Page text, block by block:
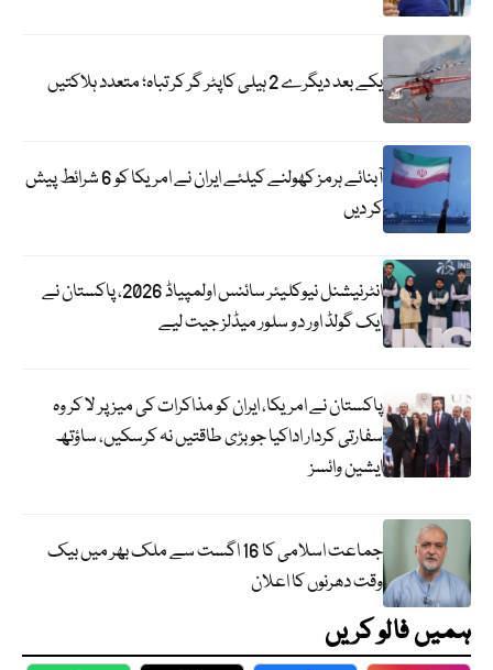
یکے بعد دیگرے 2 ہیلی کاپٹر گر کر تباہ؛ متعدد ہلاکتیں
آبنائے ہرمز کھولنے کیلئے ایران نے امریکا کو 6 شرائط پیش
کر دیں
انٹرنیشنل نیوکلیئر سائنس اولمپیاڈ 2026، پاکستان نے
ایک گولڈ اور دو سلور میڈلز جیت لیے
پاکستان نے امریکا، ایران کو مذاکرات کی میز پر لا کر وہ
سفارتی کردار اداکیا جو بڑی طاقتیں نہ کرسکیں، ساؤتھ
ایشین وائسز
جماعت اسلامی کا 16 اگست سے ملک بھر میں بیک
وقت دھرنوں کا اعلان
ہمیں فالو کریں